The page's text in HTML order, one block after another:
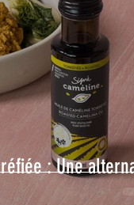
: Une